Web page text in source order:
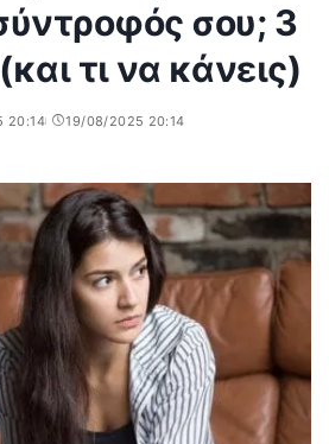
σου; 3
τι να κάνεις)
20:14
19/08/2025 20:14